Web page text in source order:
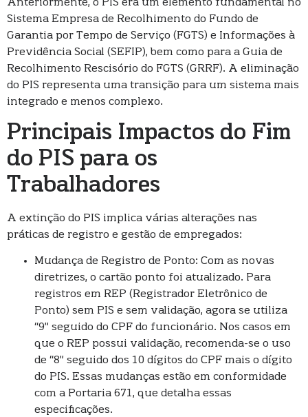
Anteriormente, o PIS era um elemento fundamental no
Sistema Empresa de Recolhimento do Fundo de
Garantia por Tempo de Serviço (FGTS) e Informações à
Previdência Social (SEFIP), bem como para a Guia de
Recolhimento Rescisório do FGTS (GRRF). A eliminação
do PIS representa uma transição para um sistema mais
integrado e menos complexo.
Principais Impactos do Fim
do PIS para os
Trabalhadores
A extinção do PIS implica várias alterações nas
práticas de registro e gestão de empregados:
Mudança de Registro de Ponto: Com as novas
diretrizes, o cartão ponto foi atualizado. Para
registros em REP (Registrador Eletrônico de
Ponto) sem PIS e sem validação, agora se utiliza
“9” seguido do CPF do funcionário. Nos casos em
que o REP possui validação, recomenda-se o uso
de “8” seguido dos 10 dígitos do CPF mais o dígito
do PIS. Essas mudanças estão em conformidade
com a Portaria 671, que detalha essas
especificações.